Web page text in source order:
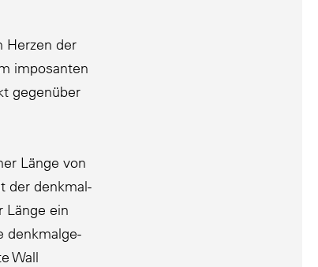
Herzen der
imposanten
gegenüber
Länge von
der denkmal­
Länge ein
denkmal­ge­
Wall